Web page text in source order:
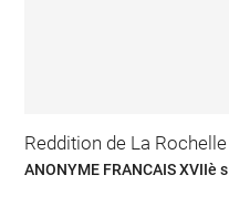
Reddition de La Rochelle
ANONYME FRANCAIS XVIIè s